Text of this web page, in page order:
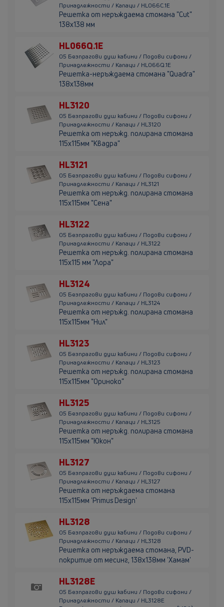
Принадлежности / Капаци / HL066C.1E
Решетка от неръждаема стомана "Cut"
138x138 мм
HL066Q.1E
05 Безпрагови душ кабини / Подови сифони /
Принадлежности / Капаци / HL066Q.1E
Решетка-неръждаема стомана "Quadra"
138х138мм
HL3120
05 Безпрагови душ кабини / Подови сифони /
Принадлежности / Капаци / HL3120
Решетка от неръжд. полирана стомана
115х115мм "Квадра"
HL3121
05 Безпрагови душ кабини / Подови сифони /
Принадлежности / Капаци / HL3121
Решетка от неръжд. полирана стомана
115х115мм "Сена"
HL3122
05 Безпрагови душ кабини / Подови сифони /
Принадлежности / Капаци / HL3122
Решетка от неръжд. полирана стомана
115х115 мм "Лора"
HL3124
05 Безпрагови душ кабини / Подови сифони /
Принадлежности / Капаци / HL3124
Решетка от неръжд. полирана стомана
115х115мм "Нил"
HL3123
05 Безпрагови душ кабини / Подови сифони /
Принадлежности / Капаци / HL3123
Решетка от неръжд. полирана стомана
115х115мм "Ориноко"
HL3125
05 Безпрагови душ кабини / Подови сифони /
Принадлежности / Капаци / HL3125
Решетка от неръжд. полирана стомана
115х115мм "Юкон"
HL3127
05 Безпрагови душ кабини / Подови сифони /
Принадлежности / Капаци / HL3127
Решетка от неръждаема стомана
115x115мм 'Primus Design'
HL3128
05 Безпрагови душ кабини / Подови сифони /
Принадлежности / Капаци / HL3128
Решетка от неръждаема стомана, PVD-
покритие от месинг, 138x138мм 'Хамам'
HL3128E
05 Безпрагови душ кабини / Подови сифони /
Принадлежности / Капаци / HL3128E